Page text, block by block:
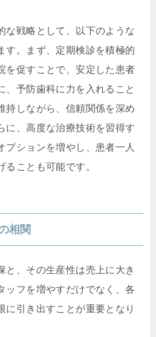
な戦略として、以下のような
す。まず、定期検診を積極的
を促すことで、安定した患者
、予防歯科に力を入れること
持しながら、信頼関係を深め
に、高度な治療技術を習得す
プションを増やし、患者一人
ることも可能です。
相関
と、その生産性は売上に大き
ッフを増やすだけでなく、各
に引き出すことが重要となり